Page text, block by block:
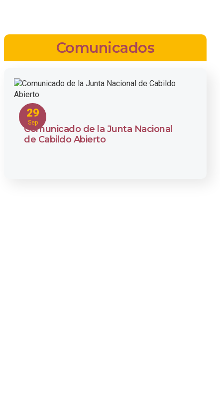
Comunicados
29
Sep
Comunicado de la Junta Nacional
de Cabildo Abierto